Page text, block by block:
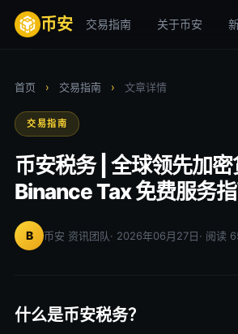
币安 交易指南 关于币安
首页 › 交易指南 › 文章详情
交易指南
币安税务 | 全球领先加
Binance Tax 免费服务
B 币安 资讯团队· 2026年06月27日· 阅读
什么是币安税务？